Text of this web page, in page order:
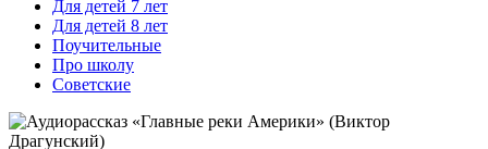
Для детей 7 лет
Для детей 8 лет
Поучительные
Про школу
Советские